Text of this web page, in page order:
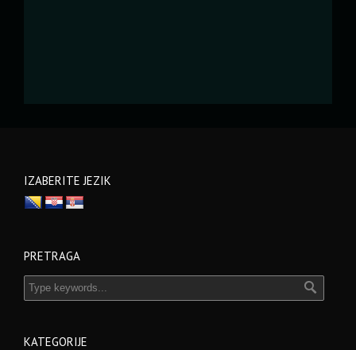
IZABERITE JEZIK
PRETRAGA
KATEGORIJE